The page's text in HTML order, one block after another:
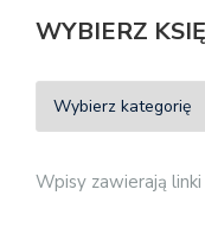
WYBIERZ
Wpisy zawierają